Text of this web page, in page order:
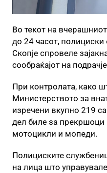
Во текот на
до 24 часот,
Скопје спровеле
сообраќајот на
При контролата, како
Министерството за
изречени вкупно 219
дел биле за прекршоци
мотоцикли и мопеди.
Полициските
на лица што